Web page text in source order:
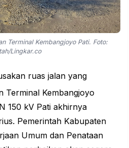
Terminal Kembangjoyo Pati. Foto:
Lingkar.co
ruas jalan yang
Terminal Kembangjoyo
150 kV Pati akhirnya
Pemerintah Kabupaten
Umum dan Penataan